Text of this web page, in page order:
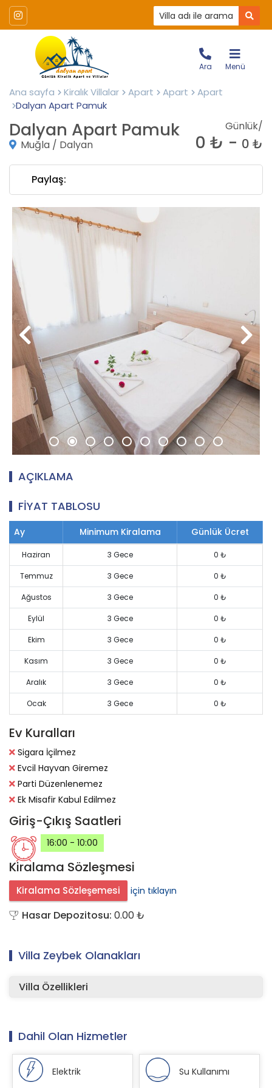
Ara Menü
Ana sayfa Kiralık Villalar Apart Apart
Apart
Dalyan Apart Pamuk
Dalyan Apart Pamuk
Muğla / Dalyan
Günlük/
0 ₺ - 0 ₺
Paylaş:
AÇIKLAMA
FİYAT TABLOSU
Ay Minimum Kiralama Günlük Ücret
Haziran 3 Gece 0 ₺
Temmuz 3 Gece 0 ₺
Ağustos 3 Gece 0 ₺
Eylül 3 Gece 0 ₺
Ekim 3 Gece 0 ₺
Kasım 3 Gece 0 ₺
Aralık 3 Gece 0 ₺
Ocak 3 Gece 0 ₺
Ev Kuralları
Sigara İçilmez
Evcil Hayvan Giremez
Parti Düzenlenemez
Ek Misafir Kabul Edilmez
Giriş-Çıkış Saatleri
16:00 - 10:00
Kiralama Sözleşmesi
Kiralama Sözleşemesi için tıklayın
Hasar Depozitosu: 0.00 ₺
Villa Zeybek Olanakları
Villa Özellikleri
Dahil Olan Hizmetler
Elektrik Su Kullanımı